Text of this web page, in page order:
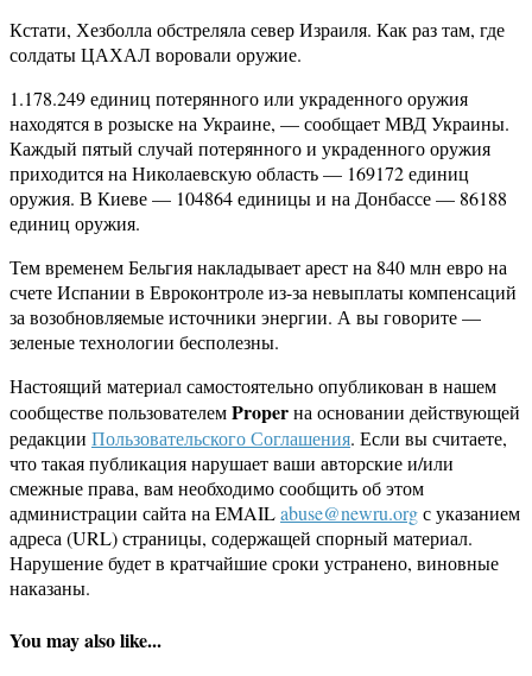
Кстати, Хезболла обстреляла север Израиля. Как раз там, где
солдаты ЦАХАЛ воровали оружие.
1.178.249 единиц потерянного или украденного оружия
находятся в розыске на Украине, — сообщает МВД Украины.
Каждый пятый случай потерянного и украденного оружия
приходится на Николаевскую область — 169172 единиц
оружия. В Киеве — 104864 единицы и на Донбассе — 86188
единиц оружия.
Тем временем Бельгия накладывает арест на 840 млн евро на
счете Испании в Евроконтроле из-за невыплаты компенсаций
за возобновляемые источники энергии. А вы говорите —
зеленые технологии бесполезны.
Настоящий материал самостоятельно опубликован в нашем
сообществе пользователемProperна основании действующей
редакции Пользовательского Соглашения. Если вы считаете,
что такая публикация нарушает ваши авторские и/или
смежные права, вам необходимо сообщить об этом
администрации сайта на EMAILabuse@newru.orgс указанием
адреса (URL) страницы, содержащей спорный материал.
Нарушение будет в кратчайшие сроки устранено, виновные
наказаны.
You may also like...